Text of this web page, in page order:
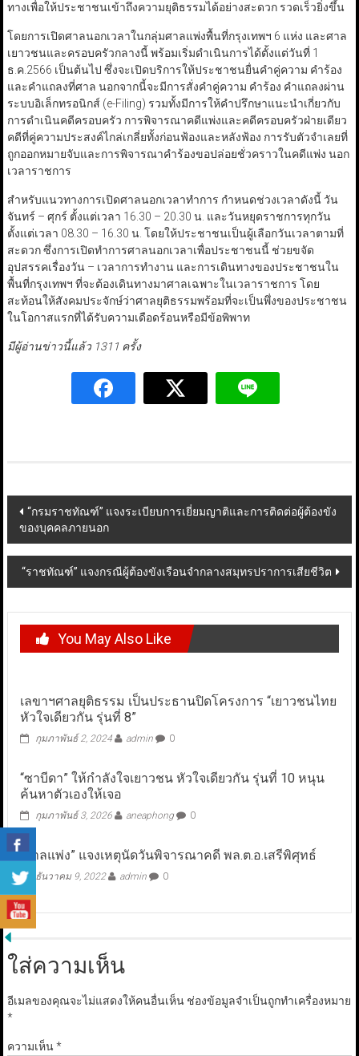
ทางเพื่อให้ประชาชนเข้าถึงความยุติธรรมได้อย่างสะดวก รวดเร็วยิ่งขึ้น
โดยการเปิดศาลนอกเวลาในกลุ่มศาลแพ่งพื้นที่กรุงเทพฯ 6 แห่ง และศาล
เยาวชนและครอบครัวกลางนี้ พร้อมเริ่มดำเนินการได้ตั้งแต่วันที่ 1
ธ.ค.2566 เป็นต้นไป ซึ่งจะเปิดบริการให้ประชาชนยื่นคำคู่ความ คำร้อง
และคำแถลงที่ศาล นอกจากนี้จะมีการสั่งคำคู่ความ คำร้อง คำแถลงผ่าน
ระบบอิเล็กทรอนิกส์ (e-Filing) รวมทั้งมีการให้คำปรึกษาแนะนำเกี่ยวกับ
การดำเนินคดีครอบครัว การพิจารณาคดีแพ่งและคดีครอบครัวฝ่ายเดียว
คดีที่คู่ความประสงค์ไกล่เกลี่ยทั้งก่อนฟ้องและหลังฟ้อง การรับตัวจำเลยที่
ถูกออกหมายจับและการพิจารณาคำร้องขอปล่อยชั่วคราวในคดีแพ่ง นอก
เวลาราชการ
สำหรับแนวทางการเปิดศาลนอกเวลาทำการ กำหนดช่วงเวลาดังนี้ วัน
จันทร์ – ศุกร์ ตั้งแต่เวลา 16.30 – 20.30 น. และวันหยุดราชการทุกวัน
ตั้งแต่เวลา 08.30 – 16.30 น. โดยให้ประชาชนเป็นผู้เลือกวันเวลาตามที่
สะดวก ซึ่งการเปิดทำการศาลนอกเวลาเพื่อประชาชนนี้ ช่วยขจัด
อุปสรรคเรื่องวัน – เวลาการทำงาน และการเดินทางของประชาชนใน
พื้นที่กรุงเทพฯ ที่จะต้องเดินทางมาศาลเฉพาะในเวลาราชการ โดย
สะท้อนให้สังคมประจักษ์ว่าศาลยุติธรรมพร้อมที่จะเป็นพึ่งของประชาชน
ในโอกาสแรกที่ได้รับความเดือดร้อนหรือมีข้อพิพาท
มีผู้อ่านข่าวนี้แล้ว 1311 ครั้ง
Post
navigation
“กรมราชทัณฑ์” แจงระเบียบการเยี่ยมญาติและการติดต่อผู้ต้องขัง
ของบุคคลภายนอก
“ราชทัณฑ์” แจงกรณีผู้ต้องขังเรือนจำกลางสมุทรปราการเสียชีวิต
You May Also Like
เลขาฯศาลยุติธรรม เป็นประธานปิดโครงการ “เยาวชนไทย
หัวใจเดียวกัน รุ่นที่ 8”
กุมภาพันธ์ 2, 2024 admin 0
“ซาบีดา” ให้กำลังใจเยาวชน หัวใจเดียวกัน รุ่นที่ 10 หนุน
ค้นหาตัวเองให้เจอ
กุมภาพันธ์ 3, 2026 aneaphong 0
“ศาลแพ่ง” แจงเหตุนัดวันพิจารณาคดี พล.ต.อ.เสรีพิศุทธ์
ธันวาคม 9, 2022 admin 0
ใส่ความเห็น
อีเมลของคุณจะไม่แสดงให้คนอื่นเห็น ช่องข้อมูลจำเป็นถูกทำเครื่องหมาย
*
ความเห็น*